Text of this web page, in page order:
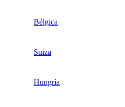
Bélgica
Suiza
Hungría